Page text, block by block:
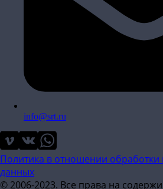
info@srt.ru
Политика в отношении
данных
© 2006-2023. Все права на